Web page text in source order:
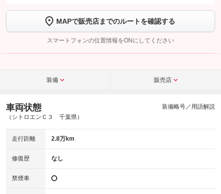
トーク画面で
ボタンをタップして問い合わせを
完了してください。
こちら
MAPで販売店までのルートを確認する
スマートフォンの位置情報をONにしてください
装備 販売店
車両状態
（シトロエンＣ３ 千葉県）
装備略号／用語解説
走行距離 2.8万km
修復歴 なし
禁煙車